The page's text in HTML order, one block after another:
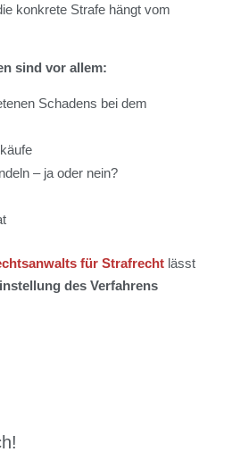
konkrete Strafe hängt vom
sind vor allem:
Schadens bei dem
– ja oder nein?
für Strafrecht lässt
des Verfahrens